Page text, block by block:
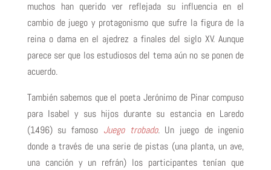
muchos han querido ver reflejada su influencia en el
cambio de juego y protagonismo que sufre la figura de la
reina o dama en el ajedrez a finales del siglo XV. Aunque
parece ser que los estudiosos del tema aún no se ponen de
acuerdo.
También sabemos que el poeta Jerónimo de Pinar compuso
para Isabel y sus hijos durante su estancia en Laredo
(1496) su famoso Juego trobado. Un juego de ingenio
donde a través de una serie de pistas (una planta, un ave,
una canción y un refrán) los participantes tenían que